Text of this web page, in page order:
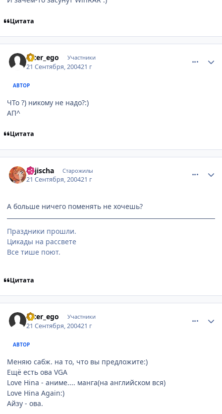
Цитата
Alter_ego Участники
21 Сентября, 200421 г
АВТОР
ЧТо ?) никому не надо?:)
АП^
Цитата
Kejischa Старожилы
21 Сентября, 200421 г
А больше ничего поменять не хочешь?
Праздники прошли.
Цикады на рассвете
Все тише поют.
Цитата
Alter_ego Участники
21 Сентября, 200421 г
АВТОР
Меняю сабж. на то, что вы предложите:)
Ещё есть ова VGA
Love Hina - аниме.... манга(на английском вся)
Love Hina Again:)
Айзу - ова.